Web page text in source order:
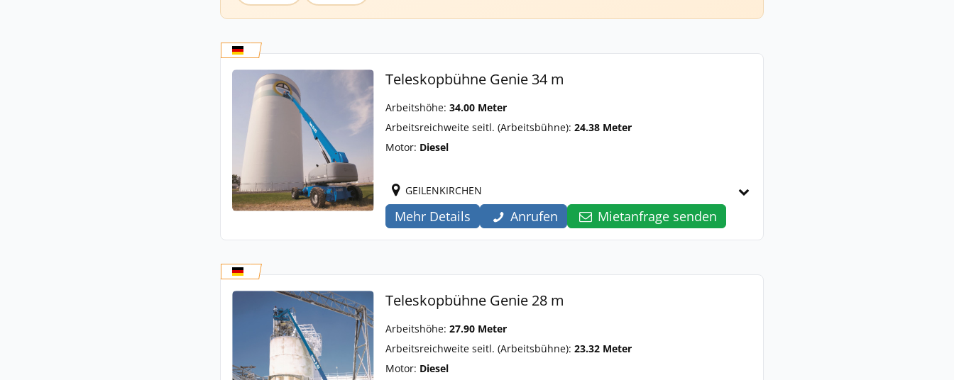
Teleskopbühne Genie 34 m
Arbeitshöhe: 34.00 Meter
Arbeitsreichweite seitl. (Arbeitsbühne): 24.38 Meter
Motor: Diesel
GEILENKIRCHEN
Mehr Details Anrufen Mietanfrage senden
Teleskopbühne Genie 28 m
Arbeitshöhe: 27.90 Meter
Arbeitsreichweite seitl. (Arbeitsbühne): 23.32 Meter
Motor: Diesel